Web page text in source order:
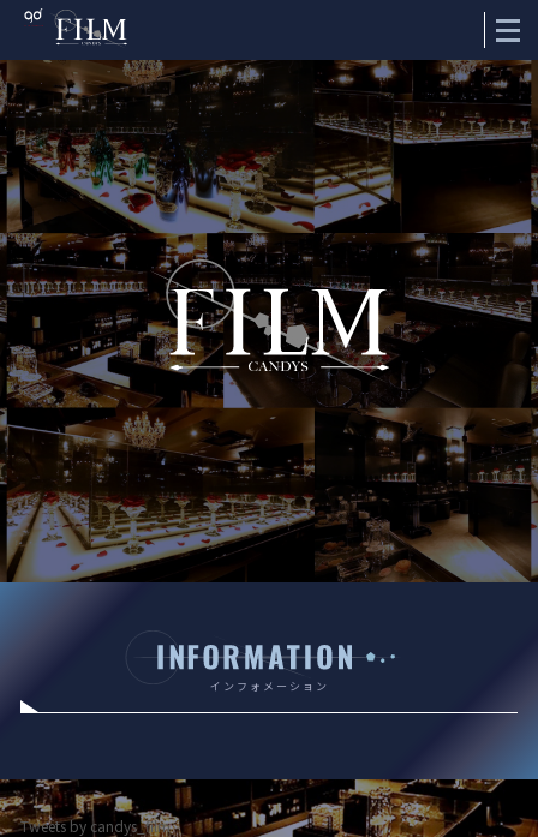
インフォメーション
Tweets by candys_film